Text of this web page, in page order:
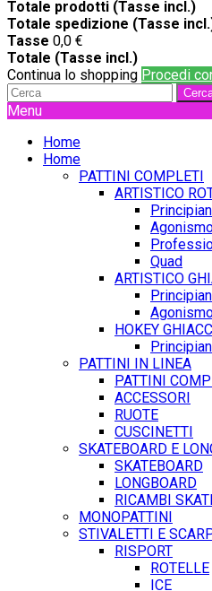
Totale prodotti (Tasse incl.)
Totale spedizione (Tasse
Tasse 0,0 €
Totale (Tasse incl.)
Continua lo shopping Procedi
Menu
Home
Home
PATTINI COMPLETI
ARTISTICO
Quad
ARTISTICO
HOKEY
PATTINI IN LINEA
PATTINI
ACCESSORI
RUOTE
CUSCINETTI
SKATEBOARD E
SKATEBOARD
LONGBOARD
RICAMBI
MONOPATTINI
STIVALETTI E
RISPORT
ROTELLE
ICE